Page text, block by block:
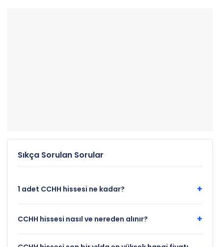
Sıkça Sorulan Sorular
1 adet CCHH hissesi ne kadar? +
CCHH hissesi nasıl ve nereden alınır? +